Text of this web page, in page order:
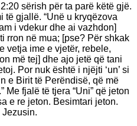
sërish për ta parë këtë gjë.
të gjallë. “Unë u kryqëzova
i vdekur dhe ai vazhdon]
rron në mua; [pse? Për shkak
vetja ime e vjetër, rebele,
më tej] dhe ajo jetë që tani
Por nuk është i njëjti ‘un’ si
e Birit të Perëndisë, që më
Me fjalë të tjera “Uni” që jeton
e re jeton. Besimtari jeton.
Jezusin.